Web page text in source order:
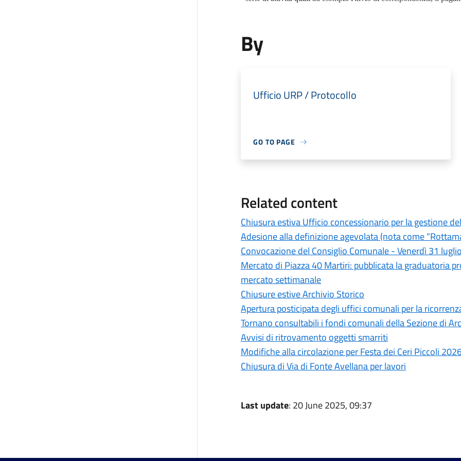
By
Ufficio URP / Protocollo
GO TO PAGE
Related content
Chiusura estiva Ufficio concessionario per la gestione
Adesione alla definizione agevolata (nota come
Convocazione del Consiglio Comunale - Venerdì 31
Mercato di Piazza 40 Martiri: pubblicata la graduatoria
mercato settimanale
Chiusure estive Archivio Storico
Apertura posticipata degli uffici comunali per la
Tornano consultabili i fondi comunali della Sezione di
Avvisi di ritrovamento oggetti smarriti
Modifiche alla circolazione per Festa dei Ceri Piccoli
Chiusura di Via di Fonte Avellana per lavori
Last update: 20 June 2025, 09:37